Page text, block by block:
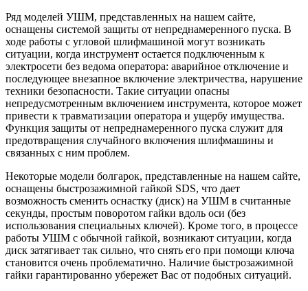
Ряд моделей УШМ, представленных на нашем сайте,
оснащены системой защиты от непреднамеренного пуска. В
ходе работы с угловой шлифмашиной могут возникать
ситуации, когда инструмент остается подключенным к
электросети без ведома оператора: аварийное отключение и
последующее внезапное включение электричества, нарушение
техники безопасности. Такие ситуации опасны
непредусмотренным включением инструмента, которое может
привести к травматизации оператора и ущербу имущества.
Функция защиты от непреднамеренного пуска служит для
предотвращения случайного включения шлифмашины и
связанных с ним проблем.
Некоторые модели болгарок, представленные на нашем сайте,
оснащены быстрозажимной гайкой SDS, что дает
возможность сменить оснастку (диск) на УШМ в считанные
секунды, простым поворотом гайки вдоль оси (без
использования специальных ключей). Кроме того, в процессе
работы УШМ с обычной гайкой, возникают ситуации, когда
диск затягивает так сильно, что снять его при помощи ключа
становится очень проблематично. Наличие быстрозажимной
гайки гарантированно убережет Вас от подобных ситуаций.